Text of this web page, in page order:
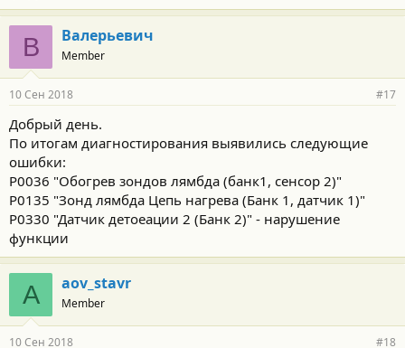
В Валерьевич
Member
10 Сен 2018 #17
Добрый день.
По итогам диагностирования выявились следующие
ошибки:
Р0036 "Обогрев зондов лямбда (банк1, сенсор 2)"
Р0135 "Зонд лямбда Цепь нагрева (Банк 1, датчик 1)"
Р0330 "Датчик детоеации 2 (Банк 2)" - нарушение
функции
A aov_stavr
Member
10 Сен 2018 #18